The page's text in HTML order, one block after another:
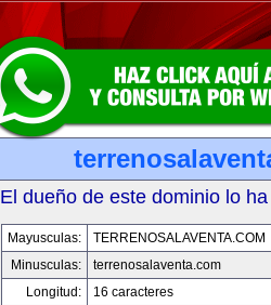
El dueño de este dominio lo
Mayusculas:
TERRENOSALAVENTA.COM
Minusculas:
terrenosalaventa.com
Longitud:
16 caracteres